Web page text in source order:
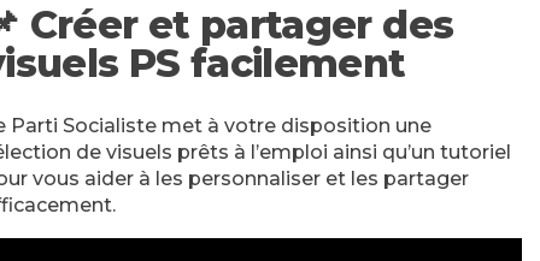
Créer et partager des
PS facilement
Parti Socialiste met à votre disposition une
de visuels prêts à l’emploi ainsi qu’un tutoriel
vous aider à les personnaliser et les partager